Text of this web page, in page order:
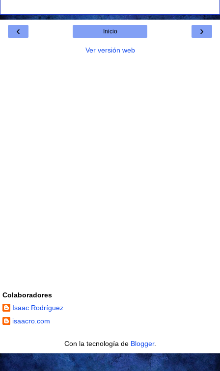
‹ ›
Inicio
Ver versión web
Colaboradores
Isaac Rodríguez
isaacro.com
Con la tecnología de Blogger.